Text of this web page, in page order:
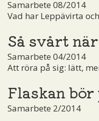
Samarbete 08/2014
Vad har Leppävirta
Så svårt
Samarbete 04/2014
Att röra på sig: lätt,
Flaskan
Samarbete 2/2014